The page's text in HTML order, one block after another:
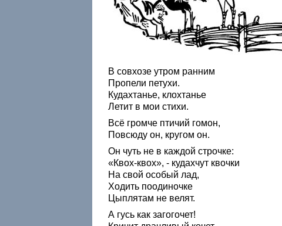
В совхозе утром ранним
Пропели петухи.
Кудахтанье, клохтанье
Летит в мои стихи.
Всё громче птичий гомон,
Повсюду он, кругом он.
Он чуть не в каждой строчке:
«Квох-квох», - кудахчут квочки
На свой особый лад,
Ходить поодиночке
Цыплятам не велят.
А гусь как загогочет!